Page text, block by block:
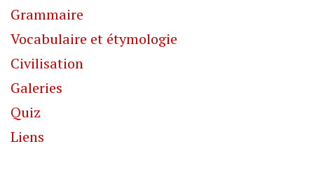
Grammaire
Vocabulaire et étymologie
Civilisation
Galeries
Quiz
Liens